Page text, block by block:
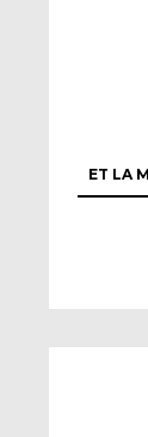
ET LA